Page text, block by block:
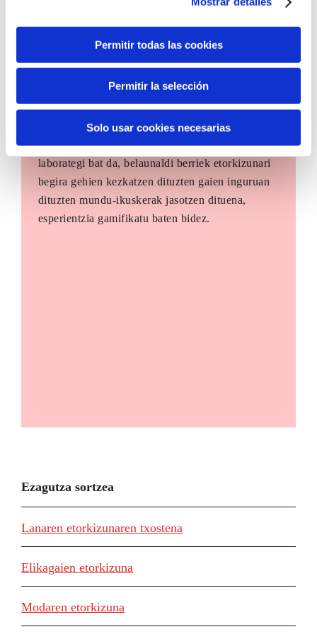
Permitir todas las cookies
Permitir la selección
Solo usar cookies necesarias
The Future Game
The Future Game gazteen parte-hartzerako
laborategi bat da, belaunaldi berriek etorkizunari
begira gehien kezkatzen dituzten gaien inguruan
dituzten mundu-ikuskerak jasotzen dituena,
esperientzia gamifikatu baten bidez.
Ezagutza sortzea
Lanaren etorkizunaren txostena
Elikagaien etorkizuna
Modaren etorkizuna